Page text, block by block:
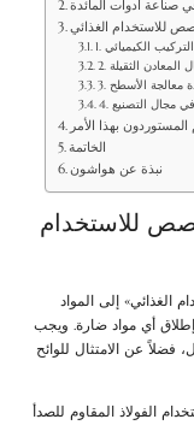
صناعة أدوات المائدة
للاستخدام الغذائي
التركيب الكيميائي
المعادن الثقيلة
معالجة الأسطح
في مجال التصنيع
بهذا الأمر
الخاتمة
نبذة عن هواشون
للاستخدام
الغذائي» إلى المواد
أي مواد ضارة. ويجب
فضلاً عن الامتثال للوائح
الفولاذ المقاوم للصدأ